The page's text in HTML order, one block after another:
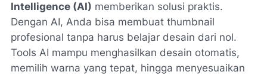
Intelligence (AI) memberikan solusi praktis.
Dengan AI, Anda bisa membuat thumbnail
profesional tanpa harus belajar desain dari nol.
Tools AI mampu menghasilkan desain otomatis,
memilih warna yang tepat, hingga menyesuaikan